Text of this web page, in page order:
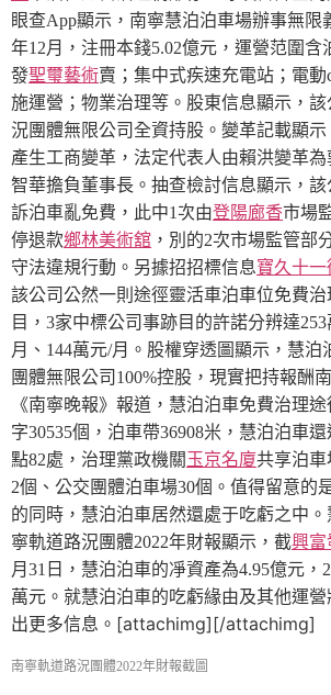
眼查App顯示，南寧慧泊泊車場辦事無限
年12月，注冊本錢5.02億元，運營范圍含
發聖璽藝術賣；集中式疾速充電站；電
施運營；物業治理等。股東信息顯示，
況團體無限公司全資持股。變革記載顯示
產生工商變革，法定代表人由賴洪變革
智華擔負董事長。抽查檢討信息顯示，該
訴泊車亂免費，此中1次由登陽廊香市場
停退款鄉林美術舘 ，別的2次市場監管部
守法違規行動。另據招招標信息寶久十一
該公司公然一則途徑靈活車泊車位免費
目，3家中標公司事跡目的許諾分辨達
月、144萬元/月。 股權穿透圖顯示，慧泊
團體無限公司100%控股，現實把持報酬
《南寧晚報》報道，慧泊泊車免費治理
字30535個，泊車帶36908米，慧泊泊車
點82處，治理黨政機關 玉京名廈共享泊車
2個、公交團體泊車場30個。 值得留意的
的同時，慧泊泊車居然還處于吃虧之中
寧軌道路況團體2022年財報顯示，截興富
月31日，慧泊泊車的凈資產為4.95億元，
萬元。就慧泊泊車的吃虧緣由及其他運
出更多信息。 [attachimg][/attachimg]
南寧軌道路況團體2022年財報截圖